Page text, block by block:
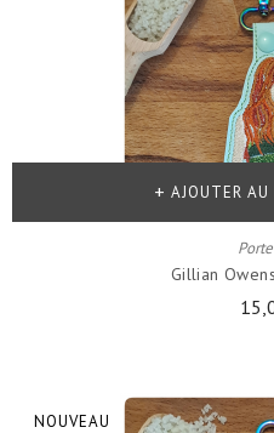
Gillian
AJOUTER AU
NOUVEAU